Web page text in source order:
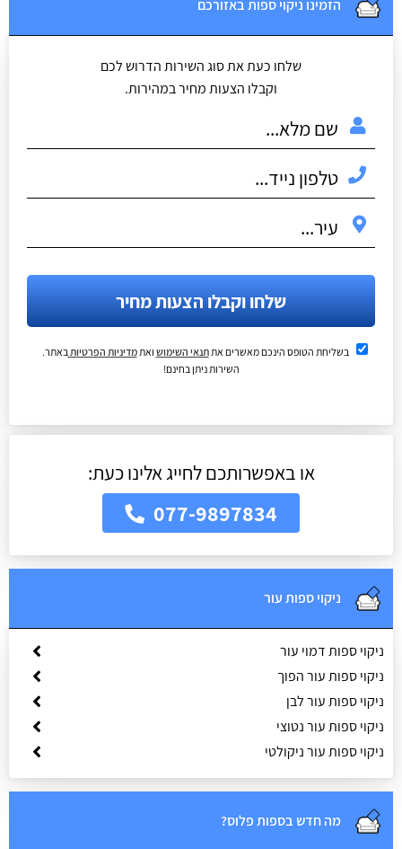
הזמינו ניקוי ספות באזורכם
שלחו כעת את סוג השירות הדרוש לכם
וקבלו הצעות מחיר במהירות.
שלחו וקבלו הצעות מחיר
בשליחת הטופס הינכם מאשרים אתתנאי השימוש ואתמדיניות הפרטיותבאתר.
השירות ניתן בחינם!
או באפשרותכם לחייג אלינו כעת:
077-9897834
ניקוי ספות עור
ניקוי ספות דמוי עור
ניקוי ספות עור הפוך
ניקוי ספות עור לבן
ניקוי ספות עור נטוצי
ניקוי ספות עור ניקולטי
מה חדש בספות פלוס?